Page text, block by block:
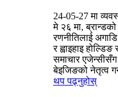
24-05-27 मा
मे २६ मा,
रणनीतिलाई
र ह्वाइहाइ
समाचार
बेइजिङको नेतृत्व
थप पढ्नुहोस्